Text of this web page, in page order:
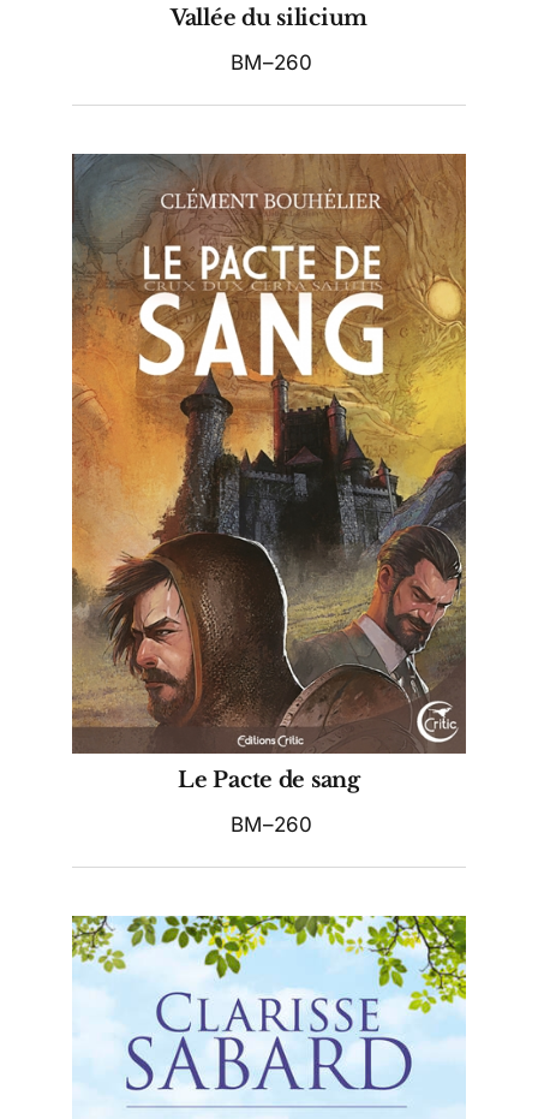
Vallée du silicium
BM–260
Le Pacte de sang
BM–260